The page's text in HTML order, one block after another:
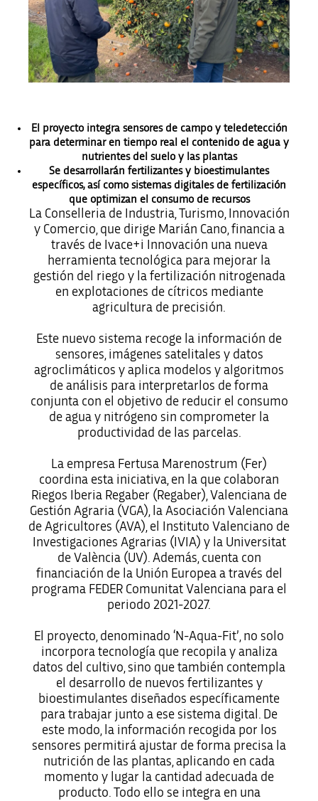
El proyecto integra sensores de campo y teledetección
para determinar en tiempo real el contenido de agua y
nutrientes del suelo y las plantas
Se desarrollarán fertilizantes y bioestimulantes
específicos, así como sistemas digitales de fertilización
que optimizan el consumo de recursos
La Conselleria de Industria, Turismo, Innovación
y Comercio, que dirige Marián Cano, financia a
través de Ivace+i Innovación una nueva
herramienta tecnológica para mejorar la
gestión del riego y la fertilización nitrogenada
en explotaciones de cítricos mediante
agricultura de precisión.
Este nuevo sistema recoge la información de
sensores, imágenes satelitales y datos
agroclimáticos y aplica modelos y algoritmos
de análisis para interpretarlos de forma
conjunta con el objetivo de reducir el consumo
de agua y nitrógeno sin comprometer la
productividad de las parcelas.
La empresa Fertusa Marenostrum (Fer)
coordina esta iniciativa, en la que colaboran
Riegos Iberia Regaber (Regaber), Valenciana de
Gestión Agraria (VGA), la Asociación Valenciana
de Agricultores (AVA), el Instituto Valenciano de
Investigaciones Agrarias (IVIA) y la Universitat
de València (UV). Además, cuenta con
financiación de la Unión Europea a través del
programa FEDER Comunitat Valenciana para el
periodo 2021-2027.
El proyecto, denominado ‘N-Aqua-Fit’, no solo
incorpora tecnología que recopila y analiza
datos del cultivo, sino que también contempla
el desarrollo de nuevos fertilizantes y
bioestimulantes diseñados específicamente
para trabajar junto a ese sistema digital. De
este modo, la información recogida por los
sensores permitirá ajustar de forma precisa la
nutrición de las plantas, aplicando en cada
momento y lugar la cantidad adecuada de
producto. Todo ello se integra en una